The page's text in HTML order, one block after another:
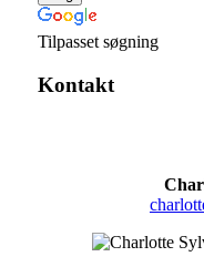
Tilpasset søgning
Kontakt